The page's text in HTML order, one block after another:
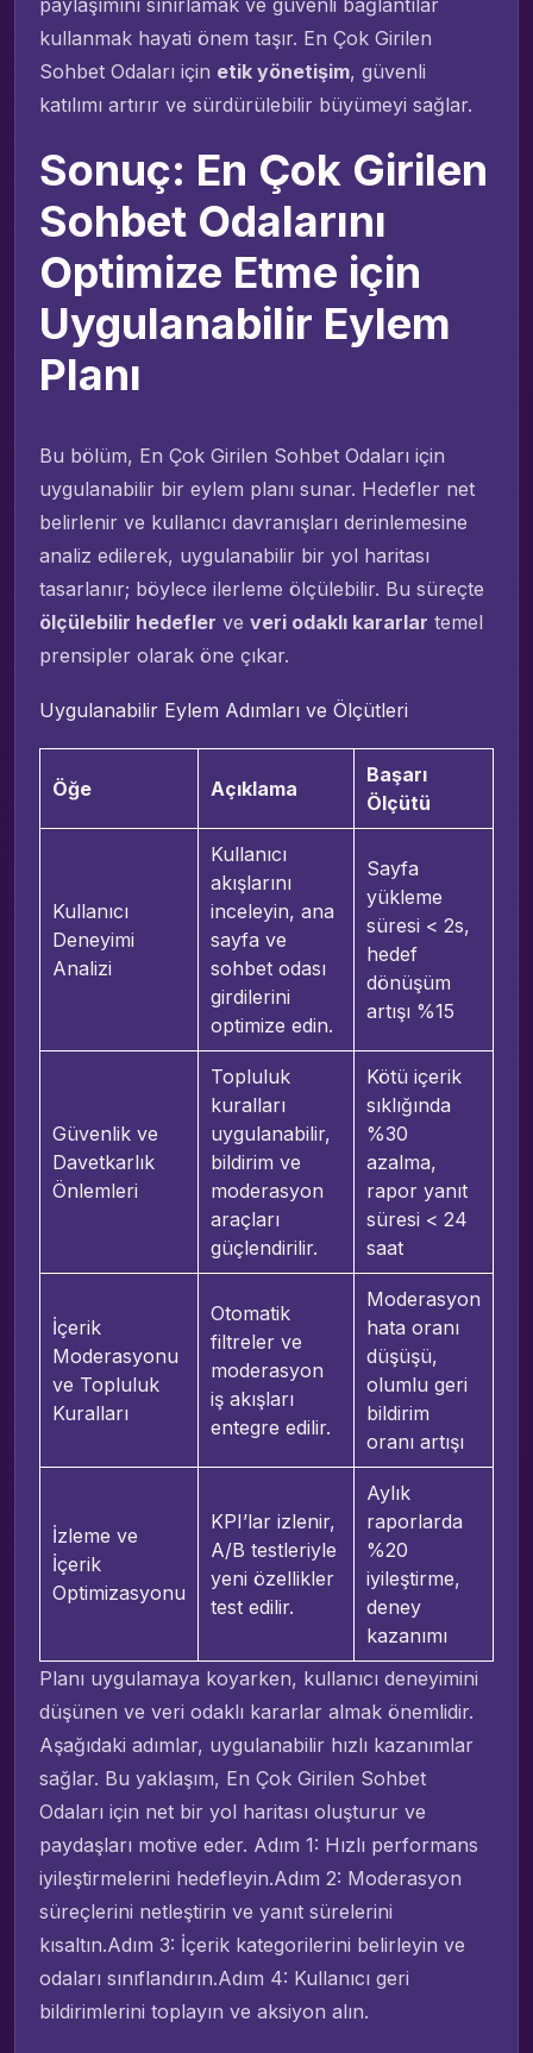
kullanmak hayati önem taşır. En Çok Girilen
Sohbet Odaları için etik yönetişim, güvenli
katılımı artırır ve sürdürülebilir büyümeyi sağlar.
Sonuç: En Çok Girilen
Sohbet Odalarını
Optimize Etme için
Uygulanabilir Eylem
Planı
Bu bölüm, En Çok Girilen Sohbet Odaları için
uygulanabilir bir eylem planı sunar. Hedefler net
belirlenir ve kullanıcı davranışları derinlemesine
analiz edilerek, uygulanabilir bir yol haritası
tasarlanır; böylece ilerleme ölçülebilir. Bu süreçte
ölçülebilir hedefler ve veri odaklı kararlar temel
prensipler olarak öne çıkar.
Uygulanabilir Eylem Adımları ve Ölçütleri
Öğe Açıklama
Başarı
Ölçütü
Kullanıcı
Deneyimi
Analizi
Kullanıcı
akışlarını
inceleyin, ana
sayfa ve
sohbet odası
girdilerini
optimize edin.
Sayfa
yükleme
süresi < 2s,
hedef
dönüşüm
artışı %15
Güvenlik ve
Davetkarlık
Önlemleri
Topluluk
kuralları
uygulanabilir,
bildirim ve
moderasyon
araçları
güçlendirilir.
Kötü içerik
sıklığında
%30
azalma,
rapor yanıt
süresi < 24
saat
İçerik
Moderasyonu
ve Topluluk
Kuralları
Otomatik
filtreler ve
moderasyon
iş akışları
entegre edilir.
Moderasyon
hata oranı
düşüşü,
olumlu geri
bildirim
oranı artışı
İzleme ve
İçerik
Optimizasyonu
KPI’lar izlenir,
A/B testleriyle
yeni özellikler
test edilir.
Aylık
raporlarda
%20
iyileştirme,
deney
kazanımı
Planı uygulamaya koyarken, kullanıcı deneyimini
düşünen ve veri odaklı kararlar almak önemlidir.
Aşağıdaki adımlar, uygulanabilir hızlı kazanımlar
sağlar. Bu yaklaşım, En Çok Girilen Sohbet
Odaları için net bir yol haritası oluşturur ve
paydaşları motive eder. Adım 1: Hızlı performans
iyileştirmelerini hedefleyin.Adım 2: Moderasyon
süreçlerini netleştirin ve yanıt sürelerini
kısaltın.Adım 3: İçerik kategorilerini belirleyin ve
odaları sınıflandırın.Adım 4: Kullanıcı geri
bildirimlerini toplayın ve aksiyon alın.